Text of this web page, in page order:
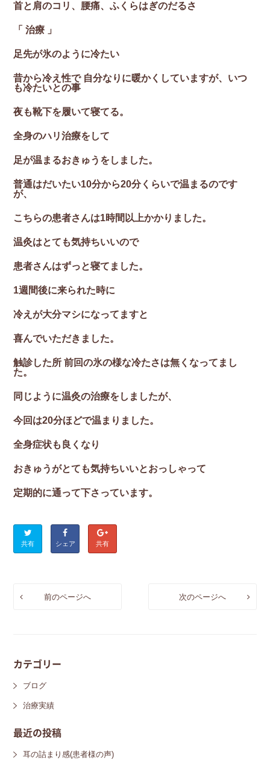
首と肩のコリ、腰痛、ふくらはぎのだるさ
「 治療 」
足先が氷のように冷たい
昔から冷え性で 自分なりに暖かくしていますが、いつ
も冷たいとの事
夜も靴下を履いて寝てる。
全身のハリ治療をして
足が温まるおきゅうをしました。
普通はだいたい10分から20分くらいで温まるのです
が、
こちらの患者さんは1時間以上かかりました。
温灸はとても気持ちいいので
患者さんはずっと寝てました。
1週間後に来られた時に
冷えが大分マシになってますと
喜んでいただきました。
触診した所 前回の氷の様な冷たさは無くなってまし
た。
同じように温灸の治療をしましたが、
今回は20分ほどで温まりました。
全身症状も良くなり
おきゅうがとても気持ちいいとおっしゃって
定期的に通って下さっています。
共有 シェア 共有
前のページへ 次のページへ
カテゴリー
ブログ
治療実績
最近の投稿
耳の詰まり感(患者様の声)